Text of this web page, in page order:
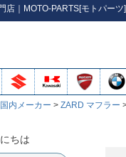
店｜MOTO-PARTS[モトパーツ]
内メーカー ZARD マフラー
ちは